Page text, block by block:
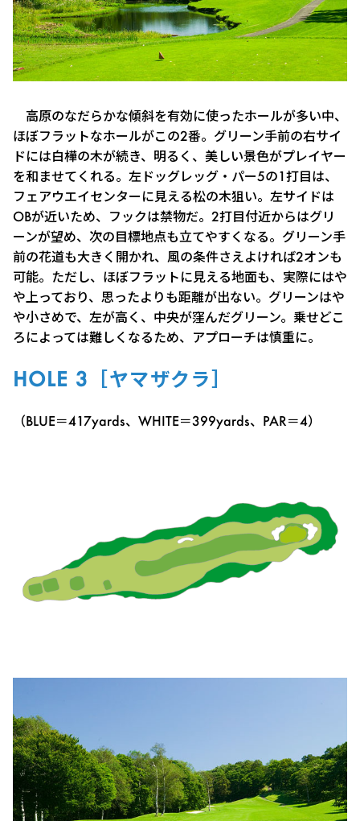
高原のなだらかな傾斜を有効に使ったホールが多い中、
ほぼフラットなホールがこの2番。グリーン手前の右サイ
ドには白樺の木が続き、明るく、美しい景色がプレイヤー
を和ませてくれる。左ドッグレッグ・パー5の1打目は、
フェアウエイセンターに見える松の木狙い。左サイドは
OBが近いため、フックは禁物だ。2打目付近からはグリ
ーンが望め、次の目標地点も立てやすくなる。グリーン手
前の花道も大きく開かれ、風の条件さえよければ2オンも
可能。ただし、ほぼフラットに見える地面も、実際にはや
や上っており、思ったよりも距離が出ない。グリーンはや
や小さめで、左が高く、中央が窪んだグリーン。乗せどこ
ろによっては難しくなるため、アプローチは慎重に。
HOLE 3［ヤマザクラ］
（BLUE＝417yards、WHITE＝399yards、PAR＝4）